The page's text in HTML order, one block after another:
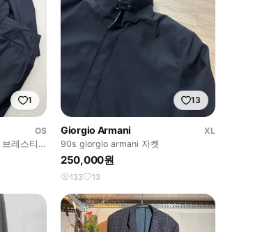
1
OS
레스티
13
Giorgio Armani
XL
90s giorgio armani 자켓
250,000원
133 13